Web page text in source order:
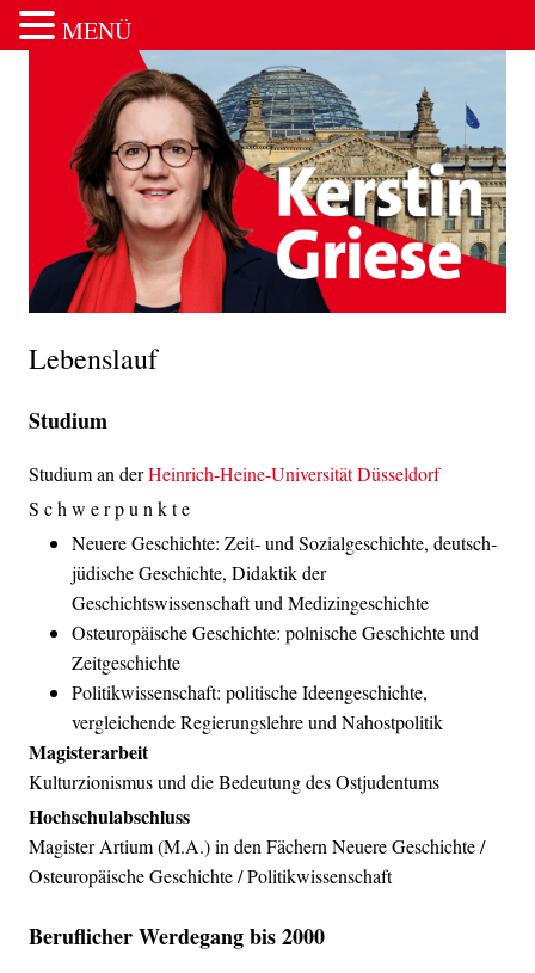
Zum Inhalt springen
Lebenslauf
Studium
Studium an derHeinrich-Heine-Universität Düsseldorf
S c h w e r p u n k t e
Neuere Geschichte: Zeit- und Sozialgeschichte, deutsch-
jüdische Geschichte, Didaktik der
Geschichtswissenschaft und Medizingeschichte
Osteuropäische Geschichte: polnische Geschichte und
Zeitgeschichte
Politikwissenschaft: politische Ideengeschichte,
vergleichende Regierungslehre und Nahostpolitik
Magisterarbeit
Kulturzionismus und die Bedeutung des Ostjudentums
Hochschulabschluss
Magister Artium (M.A.) in den Fächern Neuere Geschichte /
Osteuropäische Geschichte / Politikwissenschaft
Beruflicher Werdegang bis 2000
MENÜ